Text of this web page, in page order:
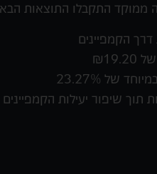
ממוקד התקבלו התוצאות
של 23.27%
תוך שיפור יעילות הקמפיינים